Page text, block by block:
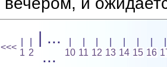
<<<
1 2
| ...
...
10 11 12 13 14 15 16